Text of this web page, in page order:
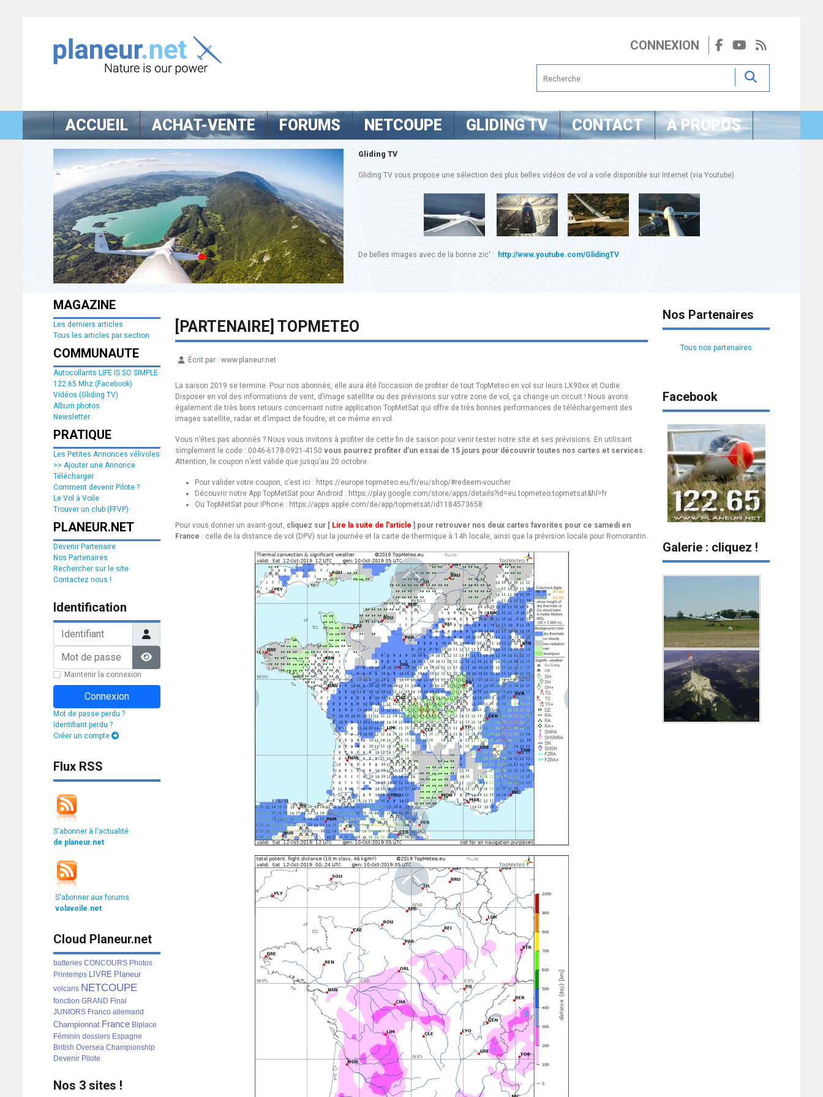
CONNEXION
ACCUEIL ACHAT-VENTE FORUMS NETCOUPE GLIDING TV CONTACT A PROPOS
Gliding TV
Gliding TV vous propose une sélection des plus belles vidéos de vol a voile disponible sur Internet (via Youtube)
De belles images avec de la bonne zic' : http://www.youtube.com/GlidingTV
MAGAZINE
Les derniers articles
Tous les articles par section
COMMUNAUTE
Autocollants LIFE IS SO SIMPLE
122.65 Mhz (Facebook)
Vidéos (Gliding TV)
Album photos
Newsletter
PRATIQUE
Les Petites Annonces vélivoles
>> Ajouter une Annonce
Télécharger
Comment devenir Pilote ?
Le Vol à Voile
Trouver un club (FFVP)
PLANEUR.NET
Devenir Partenaire
Nos Partenaires
Rechercher sur le site
Contactez nous !
Identification
Identifiant
Mot de passe
Afficher le mot de passe
Maintenir la connexion
Connexion
Mot de passe perdu ?
Identifiant perdu ?
Créer un compte
Flux RSS
S'abonner à l'actualité
de planeur.net
S'abonner aux forums
volavoile.net
Cloud Planeur.net
batteries CONCOURS Photos
Printemps LIVRE Planeur
volcans NETCOUPE
fonction GRAND Final
JUNIORS Franco allemand
Championnat France Biplace
Féminin dossiers Espagne
British Oversea Championship
Devenir Pilote
Nos 3 sites !
[PARTENAIRE] TOPMETEO
Écrit par : www.planeur.net
La saison 2019 se termine. Pour nos abonnés, elle aura été l’occasion de profiter de tout TopMeteo en vol sur leurs LX90xx et Oudie.
Disposer en vol des informations de vent, d’image satellite ou des prévisions sur votre zone de vol, ça change un circuit ! Nous avons
également de très bons retours concernant notre application TopMetSat qui offre de très bonnes performances de téléchargement des
images satellite, radar et d’impact de foudre, et ce même en vol.
Vous n’êtes pas abonnés ? Nous vous invitons à profiter de cette fin de saison pour venir tester notre site et ses prévisions. En utilisant
simplement le code : 0046-6178-0921-4150 vous pourrez profiter d’un essai de 15 jours pour découvrir toutes nos cartes et services
Attention, le coupon n’est valide que jusqu’au 20 octobre.
Pour valider votre coupon, c’est ici : https://europe.topmeteo.eu/fr/eu/shop/#redeem-voucher
Découvrir notre App TopMetSat pour Android : https://play.google.com/store/apps/details?id=eu.topmeteo.topmetsat&hl=fr
Ou TopMetSat pour iPhone : https://apps.apple.com/de/app/topmetsat/id1184573658
Pour vous donner un avant-gout, cliquez sur [ Lire la suite de l'article ] pour retrouver nos deux cartes favorites pour ce samedi en
France : celle de la distance de vol (DPV) sur la journée et la carte de thermique à 14h locale, ainsi que la prévision locale pour Romorantin.
Nos Partenaires
Tous nos partenaires
Facebook
Galerie : cliquez !